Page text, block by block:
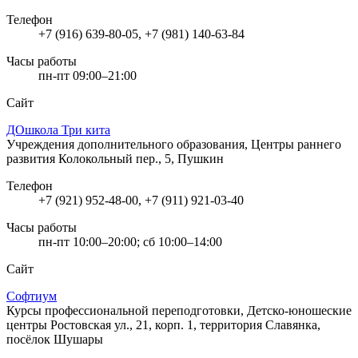
Телефон
+7 (916) 639-80-05, +7 (981) 140-63-84
Часы работы
пн-пт 09:00–21:00
Сайт
ДОшкола Три кита
Учреждения дополнительного образования, Центры раннего
развития Колокольный пер., 5, Пушкин
Телефон
+7 (921) 952-48-00, +7 (911) 921-03-40
Часы работы
пн-пт 10:00–20:00; сб 10:00–14:00
Сайт
Софтиум
Курсы профессиональной переподготовки, Детско-юношеские
центры Ростовская ул., 21, корп. 1, территория Славянка,
посёлок Шушары